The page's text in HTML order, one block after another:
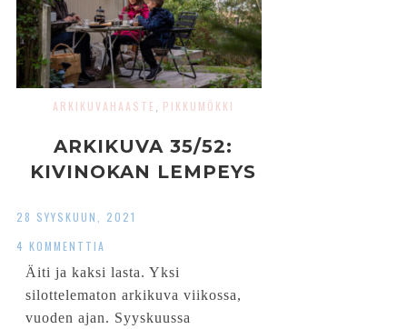
ARKIKUVAHAASTE PIKKUMÖKKI
ARKIKUVA 35/52:
KIVINOKAN LEMPEYS
28 SYYSKUUN, 2021
4 KOMMENTTIA
Äiti ja kaksi lasta. Yksi
silottelematon arkikuva viikossa,
vuoden ajan. Syyskuussa